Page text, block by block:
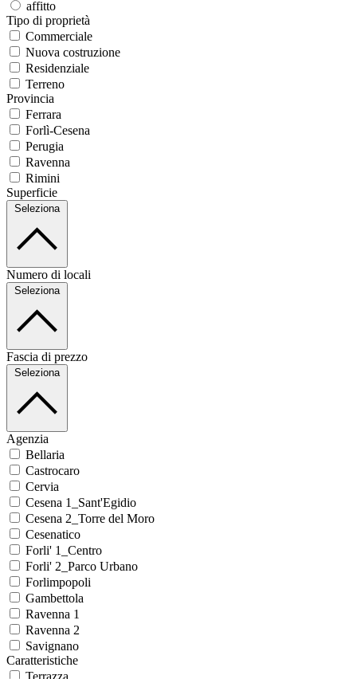
affitto
Tipo di proprietà
Commerciale
Nuova costruzione
Residenziale
Terreno
Provincia
Ferrara
Forlì-Cesena
Perugia
Ravenna
Rimini
Superficie
Seleziona
Numero di locali
Seleziona
Fascia di prezzo
Seleziona
Agenzia
Bellaria
Castrocaro
Cervia
Cesena 1_Sant'Egidio
Cesena 2_Torre del Moro
Cesenatico
Forli' 1_Centro
Forli' 2_Parco Urbano
Forlimpopoli
Gambettola
Ravenna 1
Ravenna 2
Savignano
Caratteristiche